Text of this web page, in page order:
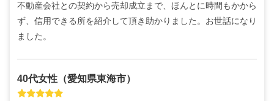
不動産会社との契約から売却成立まで、ほんとに時間もかから
ず、信用できる所を紹介して頂き助かりました。お世話になり
ました。
40代女性 （愛知県東海市）